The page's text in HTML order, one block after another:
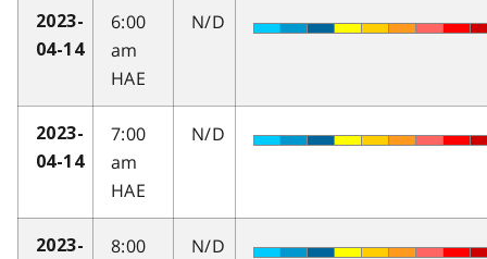
2023-
04-14
6:00
am
HAE
N/D
2023-
04-14
7:00
am
HAE
N/D
2023-
8:00
N/D